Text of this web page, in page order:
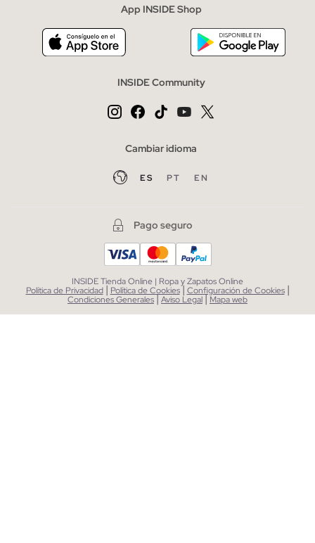
App INSIDE Shop
INSIDE Community
Cambiar idioma
ES PT EN
Pago seguro
INSIDE Tienda Online | Ropa y Zapatos Online
Política de Privacidad | Política de Cookies| Configuración de Cookies |
Condiciones Generales|Aviso Legal| Mapa web